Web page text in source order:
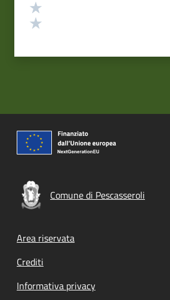
Comune di Pescasseroli
Footer menu
Area riservata
Crediti
Informativa privacy